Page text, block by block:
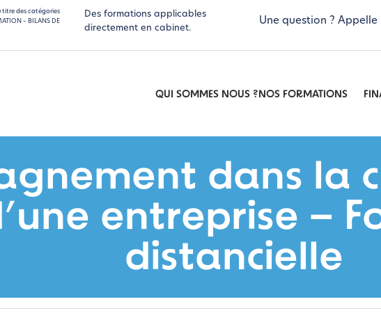
titre des catégories
– BILANS DE
Des formations applicables
directement en cabinet.
Une question ?
QUI SOMMES NOUS ?NOS FORMATIONS
dans la
entreprise –
distancielle